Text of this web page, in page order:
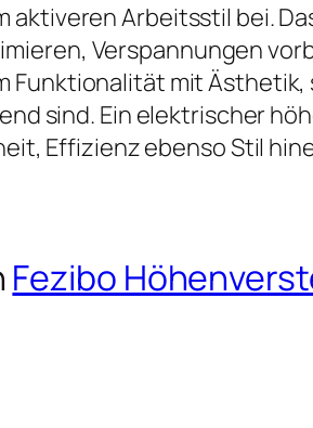
Arbeitsstil bei.
Verspannungen
mit Ästhetik,
sind. Ein elektrischer
Effizienz ebenso Stil
Fezibo